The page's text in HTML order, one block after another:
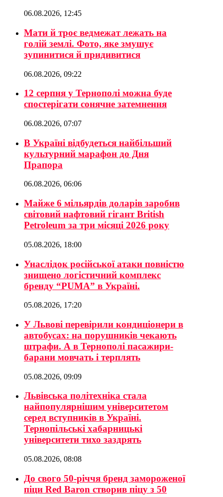
06.08.2026, 12:45
Мати й троє ведмежат лежать на
голій землі. Фото, яке змушує
зупинитися й придивитися
06.08.2026, 09:22
12 серпня у Тернополі можна буде
спостерігати сонячне затемнення
06.08.2026, 07:07
В Україні відбудеться найбільший
культурний марафон до Дня
Прапора
06.08.2026, 06:06
Майже 6 мільярдів доларів заробив
світовий нафтовий гігант British
Petroleum за три місяці 2026 року
05.08.2026, 18:00
Унаслідок російської атаки повністю
знищено логістичний комплекс
бренду “PUMA” в Україні.
05.08.2026, 17:20
У Львові перевірили кондиціонери в
автобусах: на порушників чекають
штрафи. А в Тернополі пасажири-
барани мовчать і терплять
05.08.2026, 09:09
Львівська політехніка стала
найпопулярнішим університетом
серед вступників в Україні.
Тернопільські хабарницькі
університети тихо заздрять
05.08.2026, 08:08
До свого 50-річчя бренд замороженої
піци Red Baron створив піцу з 50